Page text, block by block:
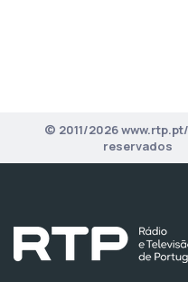
© 2011/2026
reservados